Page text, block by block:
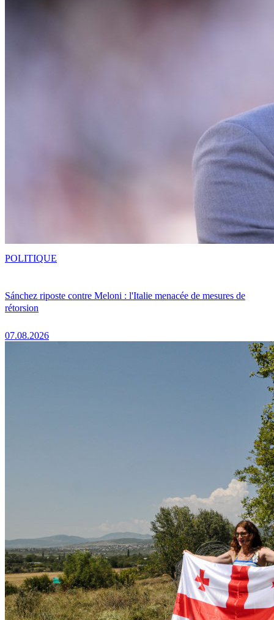
Sánchez riposte contre Meloni : l'Italie menacée de mesures de
rétorsion
07.08.2026
POLITIQUE